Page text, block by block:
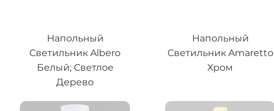
Напольный
Светильник Albero
Белый; Светлое
Дерево
Напольный
Светильник Amaretto
Хром